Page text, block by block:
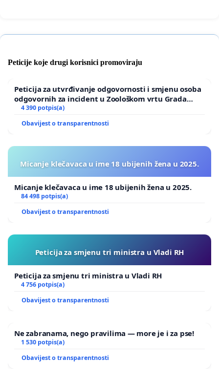
Peticije koje drugi korisnici promoviraju
Peticija za utvrđivanje odgovornosti i smjenu osoba
odgovornih za incident u Zoološkom vrtu Grada
Zagreba
4 390 potpis(a)
Obavijest o transparentnosti
Micanje klečavaca u ime 18 ubijenih žena u 2025.
Micanje klečavaca u ime 18 ubijenih žena u 2025.
84 498 potpis(a)
Obavijest o transparentnosti
Peticija za smjenu tri ministra u Vladi RH
Peticija za smjenu tri ministra u Vladi RH
4 756 potpis(a)
Obavijest o transparentnosti
Ne zabranama, nego pravilima — more je i za pse!
1 530 potpis(a)
Obavijest o transparentnosti